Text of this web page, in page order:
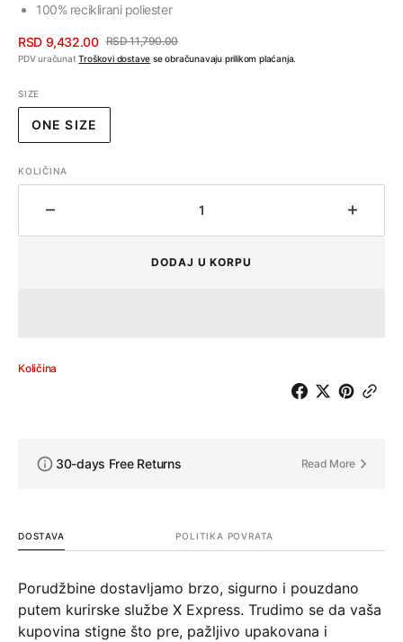
100% reciklirani poliester
Cena
popustom
RSD 9,432.00
Regularna
RSD 11,790.00
PDV uračunatTroškovi dostave se obračunavaju prilikom plaćanja.
SIZE
ONE SIZEVARIJANTA
ILI
NEDOSTUPNA
KOLIČINA
DODAJ U KORPU
Količina
30-days Free Returns Read More
DOSTAVA POLITIKA POVRATA
Porudžbine dostavljamo brzo, sigurno i pouzdano
putem kurirske službe X Express. Trudimo se da vaša
kupovina stigne što pre, pažljivo upakovana i